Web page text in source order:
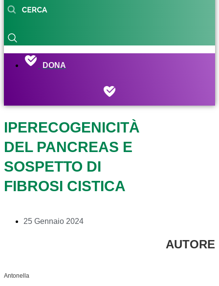
DONA
IPERECOGENICITÀ
DEL PANCREAS E
SOSPETTO DI
FIBROSI CISTICA
25 Gennaio 2024
AUTORE
Antonella